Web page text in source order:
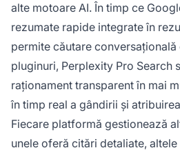
alte motoare AI. În timp ce
rezumate rapide integrate în
permite căutare
pluginuri, Perplexity Pro Search
raționament transparent în mai
în timp real a gândirii și
Fiecare platformă gestionează
unele oferă citări detaliate,